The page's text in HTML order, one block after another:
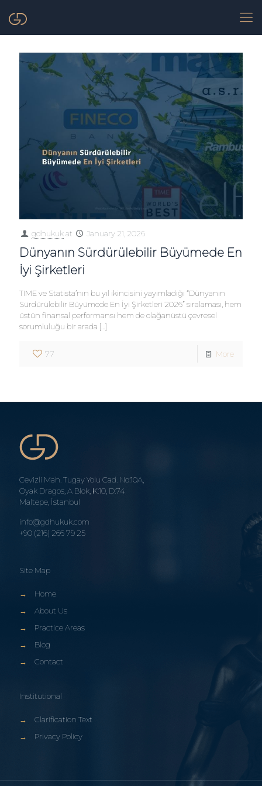
gdhukukat January 21, 2026
Dünyanın Sürdürülebilir Büyümede En
İyi Şirketleri
TIME ve Statista’nın bu yıl ikincisini yayımladığı “Dünyanın
Sürdürülebilir Büyümede En İyi Şirketleri 2026” sıralaması, hem
üstün finansal performansı hem de olağanüstü çevresel
sorumluluğu bir arada […]
77 More
Cevizli Mah. Tugay Yolu Cad. No:10A,
Oyak Dragos, A Blok, K:10, D:74
Maltepe, İstanbul
info@gdhukuk.com
+90 (216) 266 79 25
Site Map
→
Home
→
About Us
→
Practice Areas
→
Blog
→
Contact
Institutional
→
Clarification Text
→
Privacy Policy